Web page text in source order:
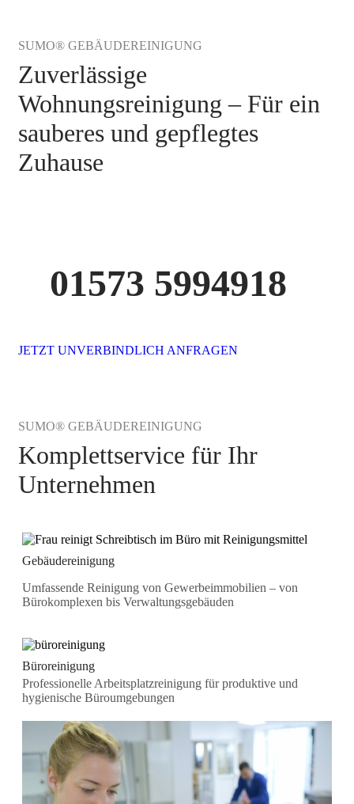
SUMO® GEBÄUDEREINIGUNG
Zuverlässige
Wohnungsreinigung – Für ein
sauberes und gepflegtes
Zuhause
01573 5994918
JETZT UNVERBINDLICH ANFRAGEN
SUMO® GEBÄUDEREINIGUNG
Komplettservice für Ihr
Unternehmen
Gebäudereinigung
Umfassende Reinigung von Gewerbeimmobilien – von
Bürokomplexen bis Verwaltungsgebäuden
Büroreinigung
Professionelle Arbeitsplatzreinigung für produktive und
hygienische Büroumgebungen